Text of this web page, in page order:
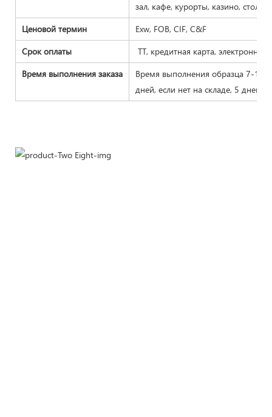
зал, кафе, курорты, казино,
Ценовой термин
Exw, FOB, CIF, C&F
Срок оплаты
TT, кредитная карта,
Время выполнения заказа
Время выполнения образца 7-15
дней, если нет на складе, 5 дней,